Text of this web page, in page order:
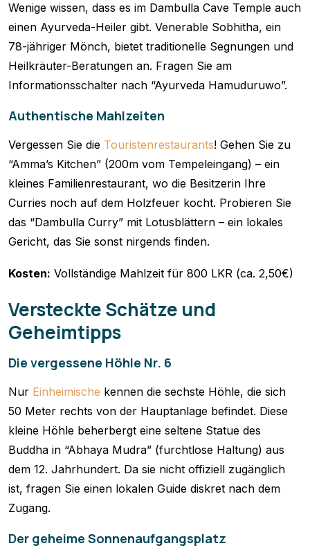
Wenige wissen, dass es im Dambulla Cave Temple auch
einen Ayurveda-Heiler gibt. Venerable Sobhitha, ein
78-jähriger Mönch, bietet traditionelle Segnungen und
Heilkräuter-Beratungen an. Fragen Sie am
Informationsschalter nach “Ayurveda Hamuduruwo”.
Authentische Mahlzeiten
Vergessen Sie die Touristenrestaurants! Gehen Sie zu
“Amma’s Kitchen” (200m vom Tempeleingang) – ein
kleines Familienrestaurant, wo die Besitzerin Ihre
Curries noch auf dem Holzfeuer kocht. Probieren Sie
das “Dambulla Curry” mit Lotusblättern – ein lokales
Gericht, das Sie sonst nirgends finden.
Kosten: Vollständige Mahlzeit für 800 LKR (ca. 2,50€)
Versteckte Schätze und
Geheimtipps
Die vergessene Höhle Nr. 6
Nur Einheimische kennen die sechste Höhle, die sich
50 Meter rechts von der Hauptanlage befindet. Diese
kleine Höhle beherbergt eine seltene Statue des
Buddha in “Abhaya Mudra” (furchtlose Haltung) aus
dem 12. Jahrhundert. Da sie nicht offiziell zugänglich
ist, fragen Sie einen lokalen Guide diskret nach dem
Zugang.
Der geheime Sonnenaufgangsplatz